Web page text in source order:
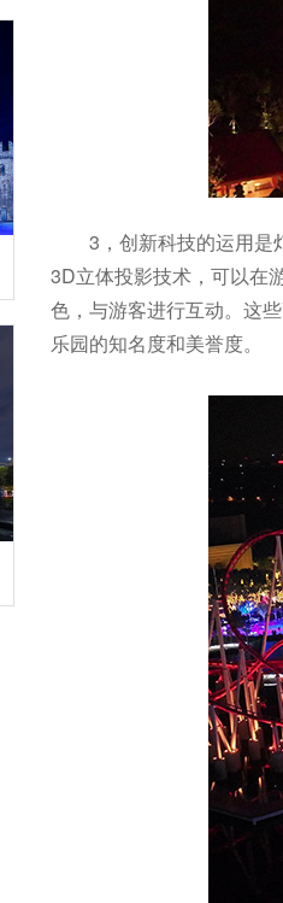
3，创新科技的运用是
3D立体投影技术，可以在
色，与游客进行互动。这
乐园的知名度和美誉度。